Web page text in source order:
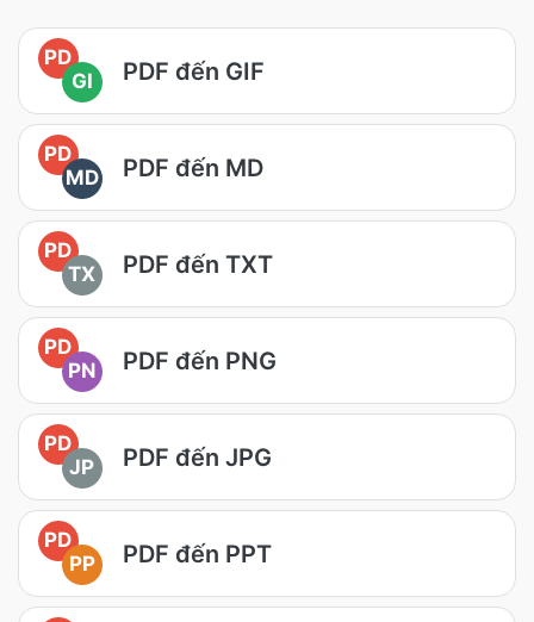
PD
GI
PDF đến GIF
PD
MD
PDF đến MD
PD
TX
PDF đến TXT
PD
PN
PDF đến PNG
PD
JP
PDF đến JPG
PD
PP
PDF đến PPT